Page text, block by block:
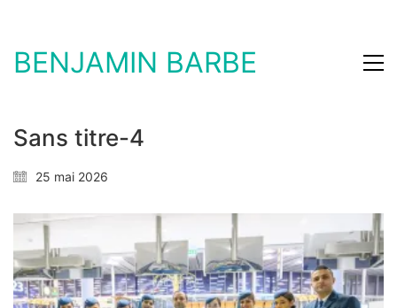
BENJAMIN BARBE
Sans titre-4
25 mai 2026